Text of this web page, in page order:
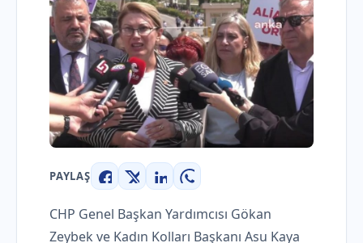
PAYLAŞ
Facebook
X LinkedInWhatsApp
CHP Genel Başkan Yardımcısı Gökan
Zeybek ve Kadın Kolları Başkanı Asu Kaya